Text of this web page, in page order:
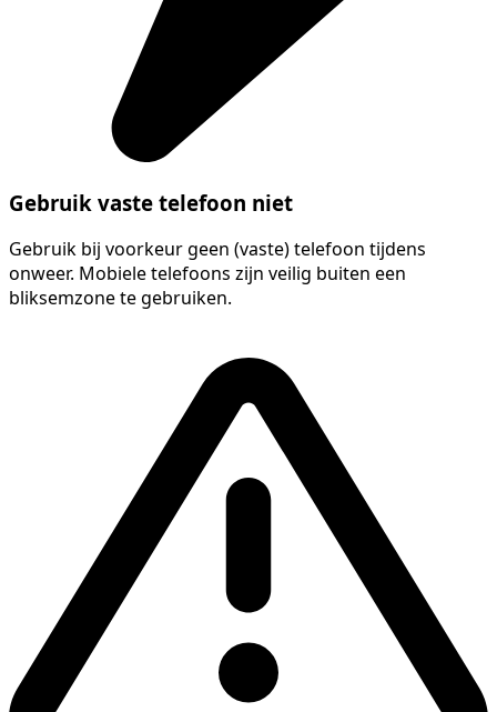
Gebruik vaste telefoon niet
Gebruik bij voorkeur geen (vaste) telefoon tijdens
onweer. Mobiele telefoons zijn veilig buiten een
bliksemzone te gebruiken.